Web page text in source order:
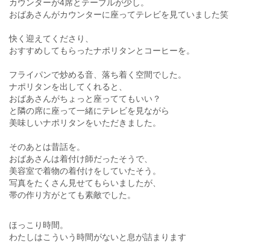
カウンターが4席とテーブルが少し。
おばあさんがカウンターに座ってテレビを見ていました笑
快く迎えてくださり、
おすすめしてもらったナポリタンとコーヒーを。
フライパンで炒める音、落ち着く空間でした。
ナポリタンを出してくれると、
おばあさんがちょっと座っててもいい？
と隣の席に座って一緒にテレビを見ながら
美味しいナポリタンをいただきました。
そのあとは昔話を。
おばあさんは着付け師だったそうで、
美容室で着物の着付けをしていたそう。
写真をたくさん見せてもらいましたが、
帯の作り方がとても素敵でした。
ほっこり時間。
わたしはこういう時間がないと息が詰まります